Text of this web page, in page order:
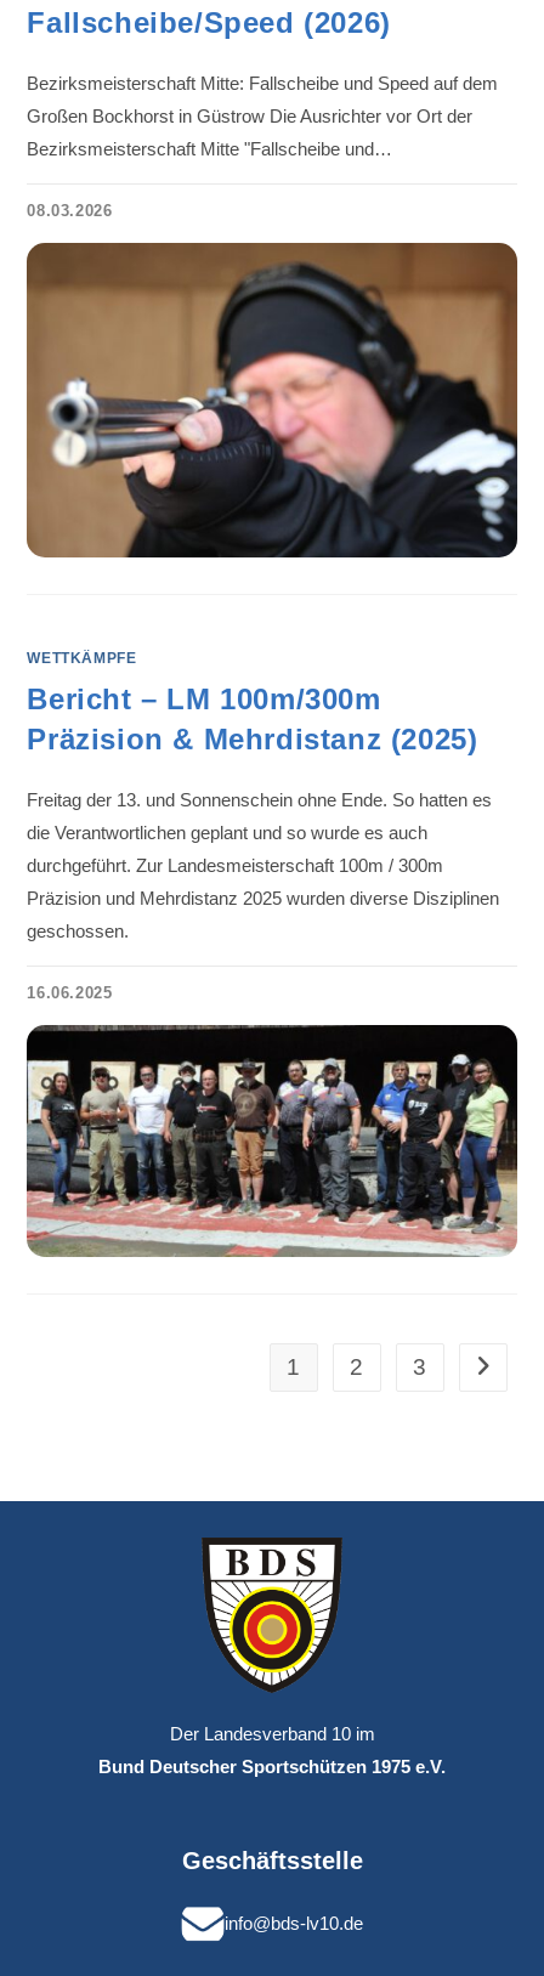
Fallscheibe/Speed (2026)
Bezirksmeisterschaft Mitte: Fallscheibe und Speed auf dem
Großen Bockhorst in Güstrow Die Ausrichter vor Ort der
Bezirksmeisterschaft Mitte "Fallscheibe und…
08.03.2026
WETTKÄMPFE
Bericht – LM 100m/300m
Präzision & Mehrdistanz (2025)
Freitag der 13. und Sonnenschein ohne Ende. So hatten es
die Verantwortlichen geplant und so wurde es auch
durchgeführt. Zur Landesmeisterschaft 100m / 300m
Präzision und Mehrdistanz 2025 wurden diverse Disziplinen
geschossen.
16.06.2025
1 2 3 Zur
Der Landesverband 10 im
Bund Deutscher Sportschützen 1975 e.V.
Geschäftsstelle
info@bds-lv10.de